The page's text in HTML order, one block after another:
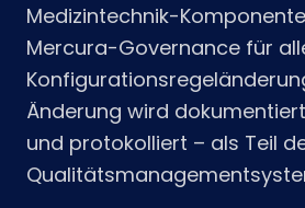
Medizintechnik-
Mercura-Governance für
Änderung wird
und protokolliert – als Teil